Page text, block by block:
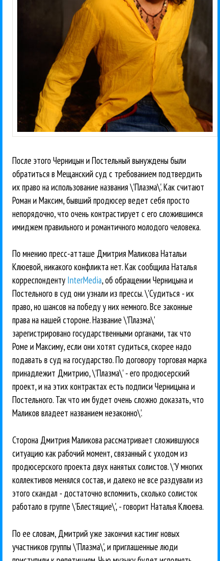
После этого Черницын и Постельный вынуждены были
обратиться в Мещанский суд с требованием подтвердить
их право на использование названия \'Плазма\'. Как считают
Роман и Максим, бывший продюсер ведет себя просто
непорядочно, что очень контрастирует с его сложившимся
имиджем правильного и романтичного молодого человека.
По мнению пресс-атташе Дмитрия Маликова Натальи
Клюевой, никакого конфликта нет. Как сообщила Наталья
корреспонденту InterMedia, об обращении Черницына и
Постельного в суд они узнали из прессы. \'Судиться - их
право, но шансов на победу у них немного. Все законные
права на нашей стороне. Название \'Плазма\'
зарегистрировано государственными органами, так что
Роме и Максиму, если они хотят судиться, скорее надо
подавать в суд на государство. По договору торговая марка
принадлежит Дмитрию, \'Плазма\' - его продюсерский
проект, и на этих контрактах есть подписи Черницына и
Постельного. Так что им будет очень сложно доказать, что
Маликов владеет названием незаконно\'.
Сторона Дмитрия Маликова рассматривает сложившуюся
ситуацию как рабочий момент, связанный с уходом из
продюсерского проекта двух нанятых солистов. \'У многих
коллективов менялся состав, и далеко не все раздували из
этого скандал - достаточно вспомнить, сколько солисток
работало в группе \'Блестящие\', - говорит Наталья Клюева.
По ее словам, Дмитрий уже закончил кастинг новых
участников группы \'Плазма\', и приглашенные люди